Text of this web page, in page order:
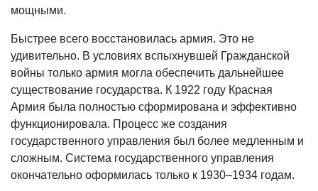
мощными.
Быстрее всего восстановилась армия. Это не
удивительно. В условиях вспыхнувшей Гражданской
войны только армия могла обеспечить дальнейшее
существование государства. К 1922 году Красная
Армия была полностью сформирована и эффективно
функционировала. Процесс же создания
государственного управления был более медленным и
сложным. Система государственного управления
окончательно оформилась только к 1930–1934 годам.